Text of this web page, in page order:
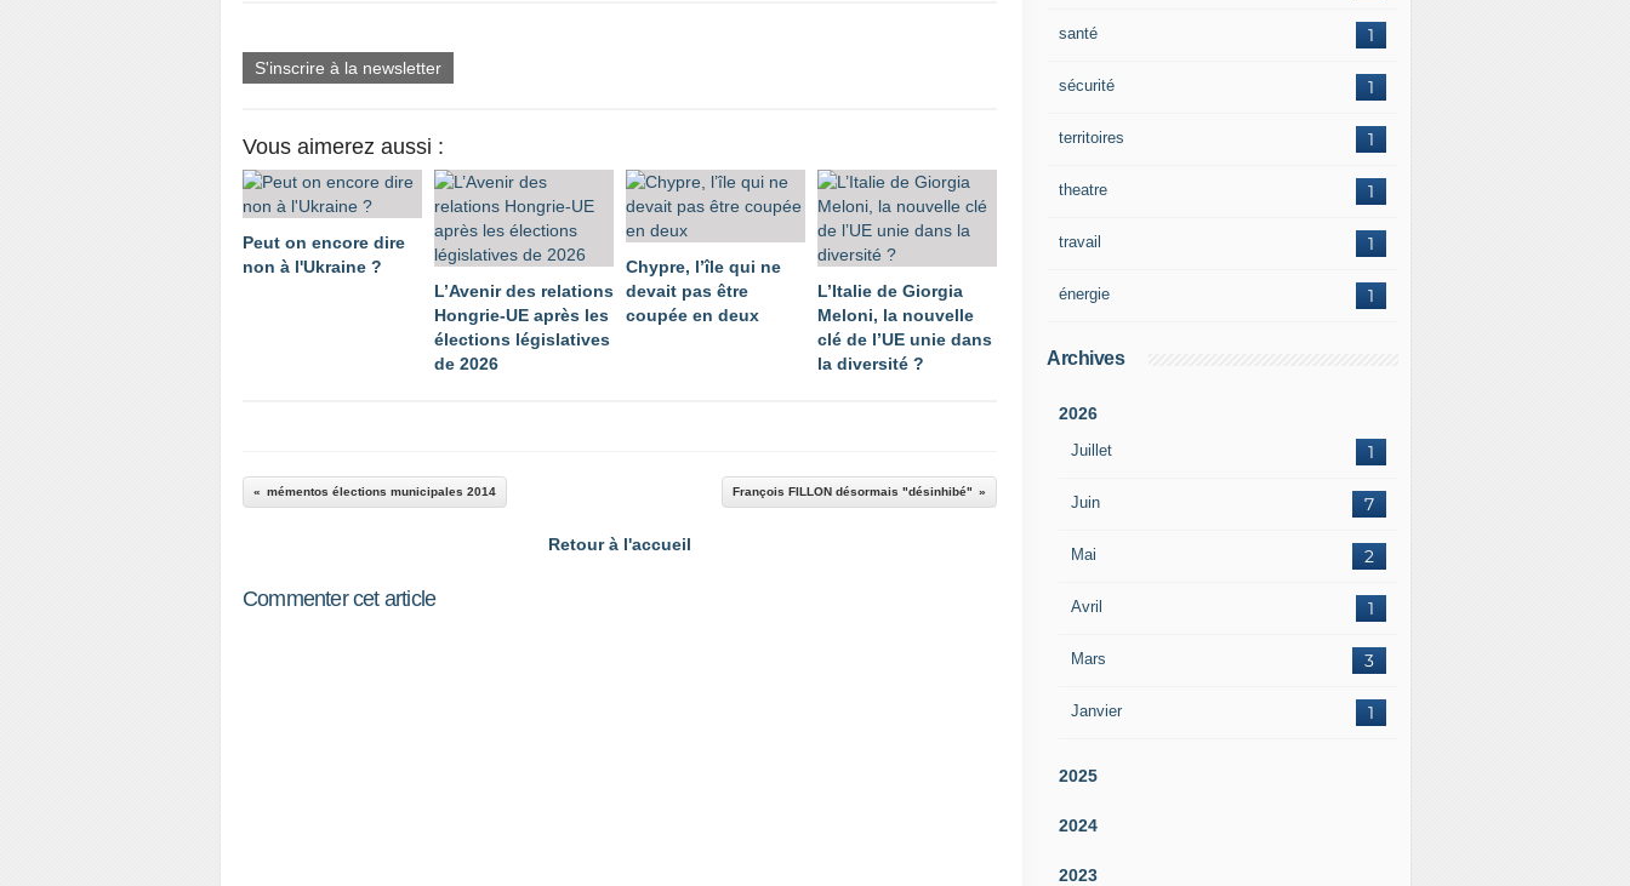
S'inscrire à la newsletter
Vous aimerez aussi :
Peut on encore dire
non à l'Ukraine ?
L’Avenir des relations
Hongrie-UE après les
élections législatives
de 2026
Chypre, l’île qui ne
devait pas être
coupée en deux
L’Italie de Giorgia
Meloni, la nouvelle
clé de l’UE unie dans
la diversité ?
mémentos élections municipales 2014 François FILLON désormais "désinhibé"
Retour à l'accueil
Commenter cet article
1
santé
1
sécurité
1
territoires
1
theatre
1
travail
1
énergie
Archives
2026
Juillet 1
Juin 7
Mai 2
Avril 1
Mars 3
Janvier 1
2025
2024
2023